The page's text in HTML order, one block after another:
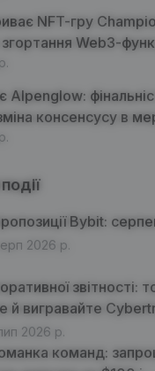
NFT-гру
Web3-
Alpenglow:
консенсусу в
Bybit:
2026 р.
звітності:
й вигравайте
2026 р.
команд: